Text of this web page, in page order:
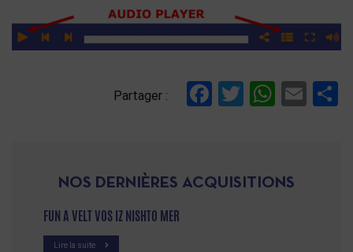
Partager : Facebook
Twitter
NOS DERNIÈRES ACQUISITIONS
FUN A VELT VOS IZ NISHTO MER
Lire la suite